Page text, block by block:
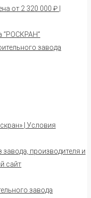
от 2 320 000 ₽ |
“РОСКРАН”
завода
| Условия
производителя и
сайт
завода